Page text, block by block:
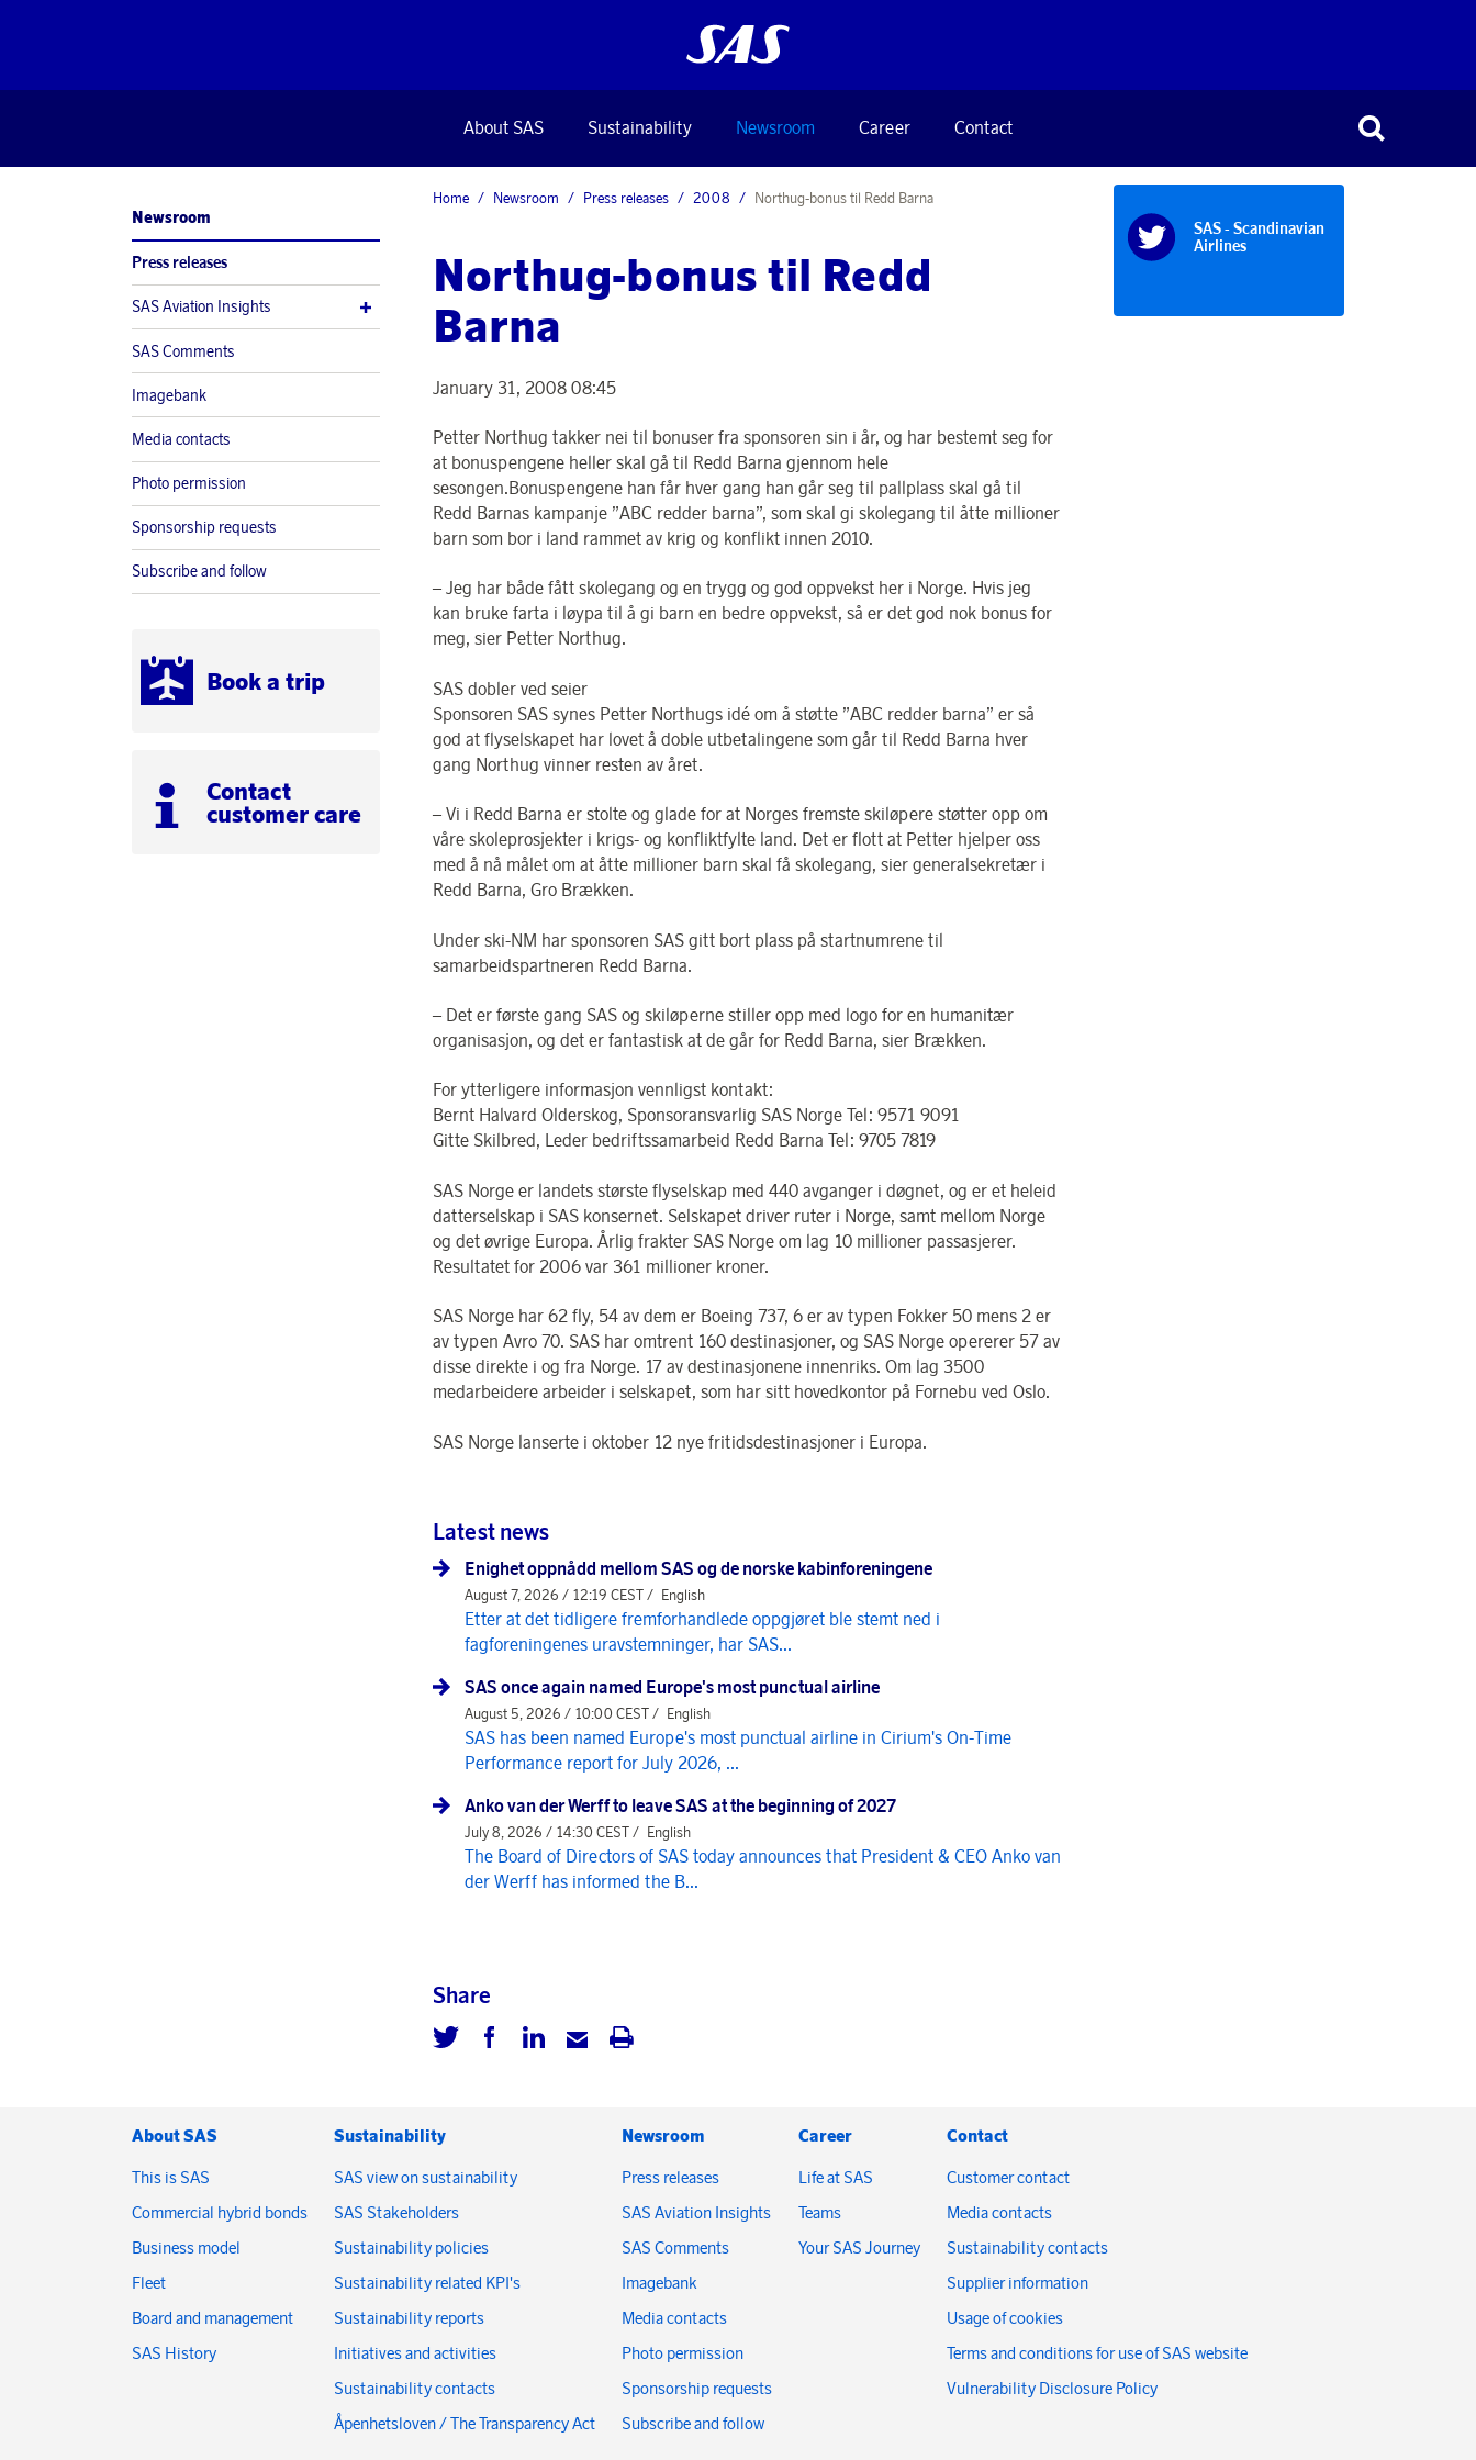
About SAS Sustainability Newsroom Career Contact
Newsroom
Press releases
SAS Aviation Insights
SAS Comments
Imagebank
Media contacts
Photo permission
Sponsorship requests
Subscribe and follow
Book a trip
Contact
customer care
Home Newsroom Press releases 2008 Northug-bonus til Redd Barna
Northug-bonus til Redd
Barna
January 31, 2008 08:45
Petter Northug takker nei til bonuser fra sponsoren sin i år, og har bestemt seg for
at bonuspengene heller skal gå til Redd Barna gjennom hele
sesongen.Bonuspengene han får hver gang han går seg til pallplass skal gå til
Redd Barnas kampanje ”ABC redder barna”, som skal gi skolegang til åtte millioner
barn som bor i land rammet av krig og konflikt innen 2010.
– Jeg har både fått skolegang og en trygg og god oppvekst her i Norge. Hvis jeg
kan bruke farta i løypa til å gi barn en bedre oppvekst, så er det god nok bonus for
meg, sier Petter Northug.
SAS dobler ved seier
Sponsoren SAS synes Petter Northugs idé om å støtte ”ABC redder barna” er så
god at flyselskapet har lovet å doble utbetalingene som går til Redd Barna hver
gang Northug vinner resten av året.
– Vi i Redd Barna er stolte og glade for at Norges fremste skiløpere støtter opp om
våre skoleprosjekter i krigs- og konfliktfylte land. Det er flott at Petter hjelper oss
med å nå målet om at åtte millioner barn skal få skolegang, sier generalsekretær i
Redd Barna, Gro Brækken.
Under ski-NM har sponsoren SAS gitt bort plass på startnumrene til
samarbeidspartneren Redd Barna.
– Det er første gang SAS og skiløperne stiller opp med logo for en humanitær
organisasjon, og det er fantastisk at de går for Redd Barna, sier Brækken.
For ytterligere informasjon vennligst kontakt:
Bernt Halvard Olderskog, Sponsoransvarlig SAS Norge Tel: 9571 9091
Gitte Skilbred, Leder bedriftssamarbeid Redd Barna Tel: 9705 7819
SAS Norge er landets største flyselskap med 440 avganger i døgnet, og er et heleid
datterselskap i SAS konsernet. Selskapet driver ruter i Norge, samt mellom Norge
og det øvrige Europa. Årlig frakter SAS Norge om lag 10 millioner passasjerer.
Resultatet for 2006 var 361 millioner kroner.
SAS Norge har 62 fly, 54 av dem er Boeing 737, 6 er av typen Fokker 50 mens 2 er
av typen Avro 70. SAS har omtrent 160 destinasjoner, og SAS Norge opererer 57 av
disse direkte i og fra Norge. 17 av destinasjonene innenriks. Om lag 3500
medarbeidere arbeider i selskapet, som har sitt hovedkontor på Fornebu ved Oslo.
SAS Norge lanserte i oktober 12 nye fritidsdestinasjoner i Europa.
Latest news
Enighet oppnådd mellom SAS og de norske kabinforeningene
August 7, 2026 / 12:19 CEST / English
Etter at det tidligere fremforhandlede oppgjøret ble stemt ned i
fagforeningenes uravstemninger, har SAS...
SAS once again named Europe's most punctual airline
August 5, 2026 / 10:00 CEST / English
SAS has been named Europe's most punctual airline in Cirium's On-Time
Performance report for July 2026, ...
Anko van der Werff to leave SAS at the beginning of 2027
July 8, 2026 / 14:30 CEST / English
The Board of Directors of SAS today announces that President & CEO Anko van
der Werff has informed the B...
Share
SAS - Scandinavian
Airlines
About SAS
This is SAS
Commercial hybrid bonds
Business model
Fleet
Board and management
SAS History
Sustainability
SAS view on sustainability
SAS Stakeholders
Sustainability policies
Sustainability related KPI's
Sustainability reports
Initiatives and activities
Sustainability contacts
Åpenhetsloven / The Transparency Act
Newsroom
Press releases
SAS Aviation Insights
SAS Comments
Imagebank
Media contacts
Photo permission
Sponsorship requests
Subscribe and follow
Career
Life at SAS
Teams
Your SAS Journey
Contact
Customer contact
Media contacts
Sustainability contacts
Supplier information
Usage of cookies
Terms and conditions for use of SAS website
Vulnerability Disclosure Policy